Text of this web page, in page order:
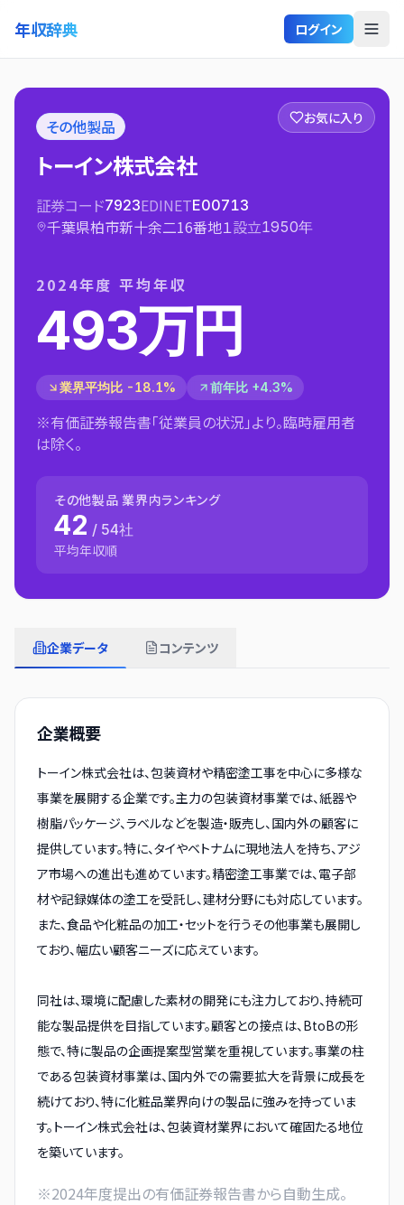
年収辞典 ログイン
お気に入り
その他製品
トーイン株式会社
証券コード7923EDINETE00713
千葉県柏市新十余二16番地１設立1950年
2024年度 平均年収
493万円
業界平均比 -18.1% 前年比 +4.3%
※有価証券報告書「従業員の状況」より。臨時雇用者
は除く。
その他製品 業界内ランキング
42 / 54社
平均年収順
企業データ コンテンツ
企業概要
トーイン株式会社は、包装資材や精密塗工事を中心に多様な
事業を展開する企業です。主力の包装資材事業では、紙器や
樹脂パッケージ、ラベルなどを製造・販売し、国内外の顧客に
提供しています。特に、タイやベトナムに現地法人を持ち、アジ
ア市場への進出も進めています。精密塗工事業では、電子部
材や記録媒体の塗工を受託し、建材分野にも対応しています。
また、食品や化粧品の加工・セットを行うその他事業も展開し
ており、幅広い顧客ニーズに応えています。
同社は、環境に配慮した素材の開発にも注力しており、持続可
能な製品提供を目指しています。顧客との接点は、BtoBの形
態で、特に製品の企画提案型営業を重視しています。事業の柱
である包装資材事業は、国内外での需要拡大を背景に成長を
続けており、特に化粧品業界向けの製品に強みを持っていま
す。トーイン株式会社は、包装資材業界において確固たる地位
を築いています。
※2024年度提出の有価証券報告書から自動生成。